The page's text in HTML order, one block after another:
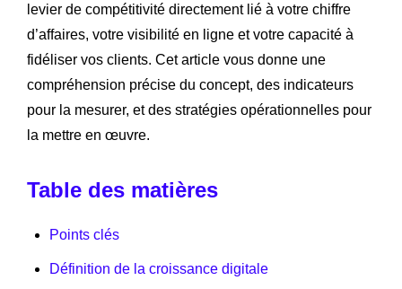
levier de compétitivité directement lié à votre chiffre
d’affaires, votre visibilité en ligne et votre capacité à
fidéliser vos clients. Cet article vous donne une
compréhension précise du concept, des indicateurs
pour la mesurer, et des stratégies opérationnelles pour
la mettre en œuvre.
Table des matières
Points clés
Définition de la croissance digitale